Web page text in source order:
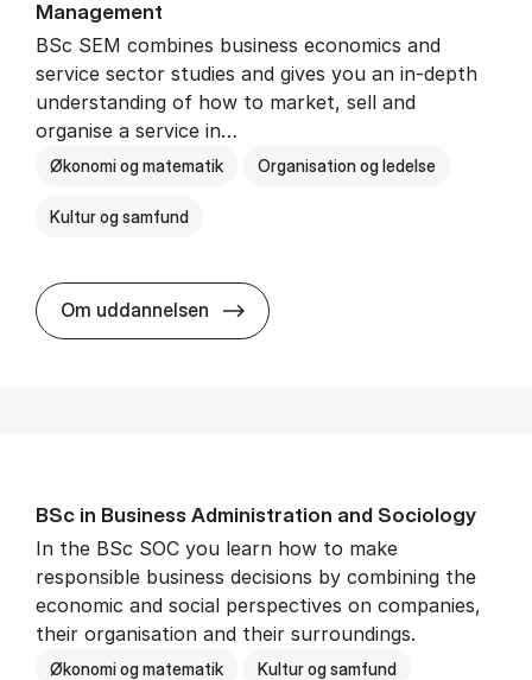
Man­age­ment
BSc SEM combines business economics and
service sector studies and gives you an in-depth
understanding of how to market, sell and
organise a service in…
Økonomi og matematik Organisation og ledelse
Kultur og samfund
Om uddannelsen BSc in Busi­ness Ad­min­is­tra­tion
BSc in Busi­ness Ad­min­is­tra­tion and So­ci­ology
In the BSc SOC you learn how to make
responsible business decisions by combining the
economic and social perspectives on companies,
their organisation and their surroundings.
Økonomi og matematik Kultur og samfund